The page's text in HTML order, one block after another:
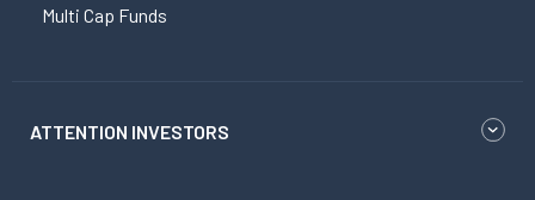
Multi Cap Funds
ATTENTION INVESTORS